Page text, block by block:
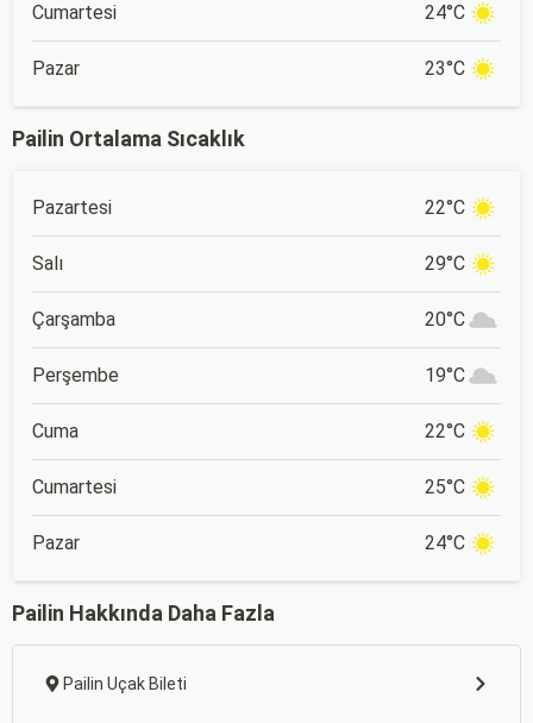
Cumartesi 24°C
Pazar 23°C
Pailin Ortalama Sıcaklık
Pazartesi 22°C
Salı 29°C
Çarşamba 20°C
Perşembe 19°C
Cuma 22°C
Cumartesi 25°C
Pazar 24°C
Pailin Hakkında Daha Fazla
Pailin Uçak Bileti